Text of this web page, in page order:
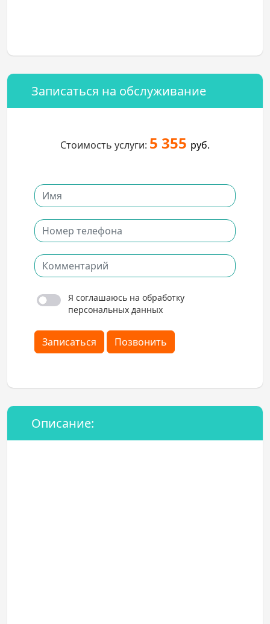
Записаться на обслуживание
Стоимость услуги: 5 355 руб.
Я соглашаюсь на обработку
персональных данных
Записаться Позвонить
Описание: